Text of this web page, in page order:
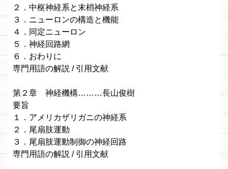
２．中枢神経系と末梢神経系
３．ニューロンの構造と機能
４．同定ニューロン
５．神経回路網
６．おわりに
専門用語の解説 / 引用文献
第２章 神経機構………長山俊樹
要旨
１．アメリカザリガニの神経系
２．尾扇肢運動
３．尾扇肢運動制御の神経回路
専門用語の解説 / 引用文献